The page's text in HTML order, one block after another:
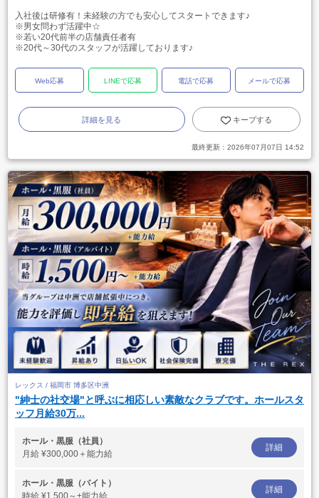
入社後は研修有！未経験の方でも安心してスタートできます♪
※男女問わず活躍中☆
※若い20代前半の店舗責任者有
※20代～30代のスタッフが活躍しております♪
Web応募 LINEで応募 電話で応募 メールで応募
詳細を見る キープする
最終更新： 2026年07月07日 14:52
レックス / 福岡市 博多区中洲
"紳士の社交場"と呼ぶに相応しい素敵なクラブです。ホールスタ
ッフ月給30万...
ホール・黒服（社員）
月給 ¥300,000＋能力給
詳細
ホール・黒服（バイト）
時給 ¥1,500～+能力給
詳細